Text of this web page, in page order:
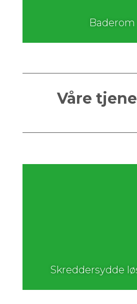
Baderom
Våre
Skreddersydde